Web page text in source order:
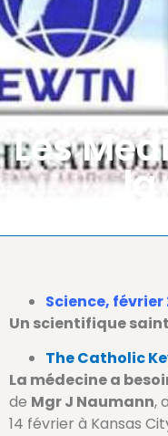
Les
la
Science, février
Un scientifique
The Catholic
La médecine a
de Mgr J Naumann,
14 février à Kansas